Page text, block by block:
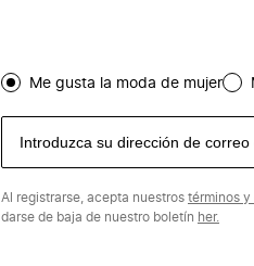
Me gusta la moda de mujer
Al registrarse, acepta nuestros términos
darse de baja de nuestro boletín her.